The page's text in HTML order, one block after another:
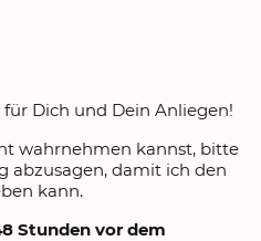
Dich und Dein Anliegen!
wahrnehmen kannst, bitte
abzusagen, damit ich den
kann.
Stunden vor dem